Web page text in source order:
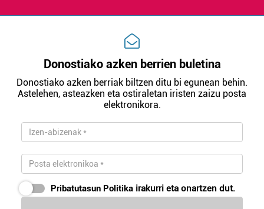
Donostiako azken berrien buletina
Donostiako azken berriak biltzen ditu bi egunean behin.
Astelehen, asteazken eta ostiraletan iristen zaizu posta
elektronikora.
Pribatutasun Politika irakurri eta onartzen dut.